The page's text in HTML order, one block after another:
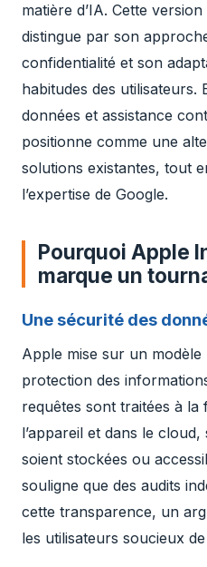
matière d’IA. Cette
distingue par son
confidentialité et son
habitudes des utilisateurs.
données et assistance
positionne comme une
solutions existantes, tout
l’expertise de Google.
Pourquoi Apple
marque un
Une sécurité des
Apple mise sur un
protection des
requêtes sont traitées à la
l’appareil et dans le
soient stockées ou
souligne que des audits
cette transparence, un
les utilisateurs soucieux